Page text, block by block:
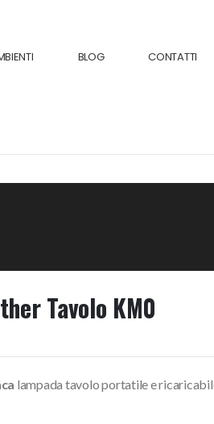
BLOG CONTATTI
Tavolo KM0
lampada tavolo portatile e